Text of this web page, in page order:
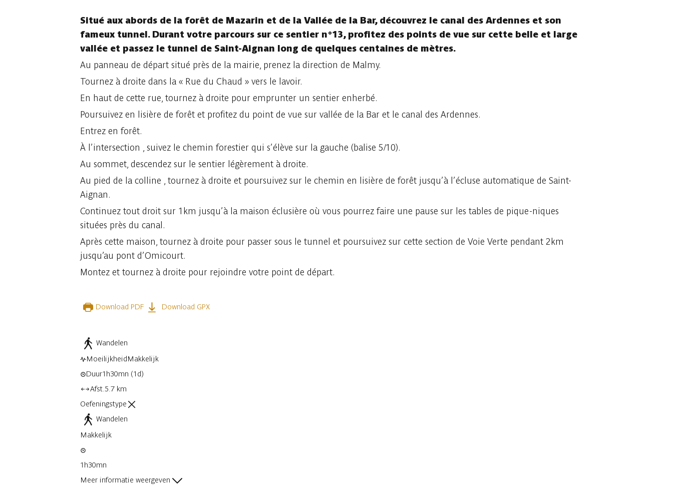
Situé aux abords de la forêt de Mazarin et de la Vallée de la Bar, découvrez le canal des Ardennes et son
fameux tunnel. Durant votre parcours sur ce sentier n°13, profitez des points de vue sur cette belle et large
vallée et passez le tunnel de Saint-Aignan long de quelques centaines de mètres.
Au panneau de départ situé près de la mairie, prenez la direction de Malmy.
Tournez à droite dans la « Rue du Chaud » vers le lavoir.
En haut de cette rue, tournez à droite pour emprunter un sentier enherbé.
Poursuivez en lisière de forêt et profitez du point de vue sur vallée de la Bar et le canal des Ardennes.
Entrez en forêt.
À l’intersection , suivez le chemin forestier qui s’élève sur la gauche (balise 5/10).
Au sommet, descendez sur le sentier légèrement à droite.
Au pied de la colline , tournez à droite et poursuivez sur le chemin en lisière de forêt jusqu’à l’écluse automatique de Saint-
Aignan.
Continuez tout droit sur 1km jusqu’à la maison éclusière où vous pourrez faire une pause sur les tables de pique-niques
situées près du canal.
Après cette maison, tournez à droite pour passer sous le tunnel et poursuivez sur cette section de Voie Verte pendant 2km
jusqu’au pont d’Omicourt.
Montez et tournez à droite pour rejoindre votre point de départ.
Download PDF Download GPX
Wandelen
MoeilijkheidMakkelijk
Duur1h30mn (1d)
Afst.5.7 km
Oefeningstype
Wandelen
Makkelijk
1h30mn
Meer informatie weergeven